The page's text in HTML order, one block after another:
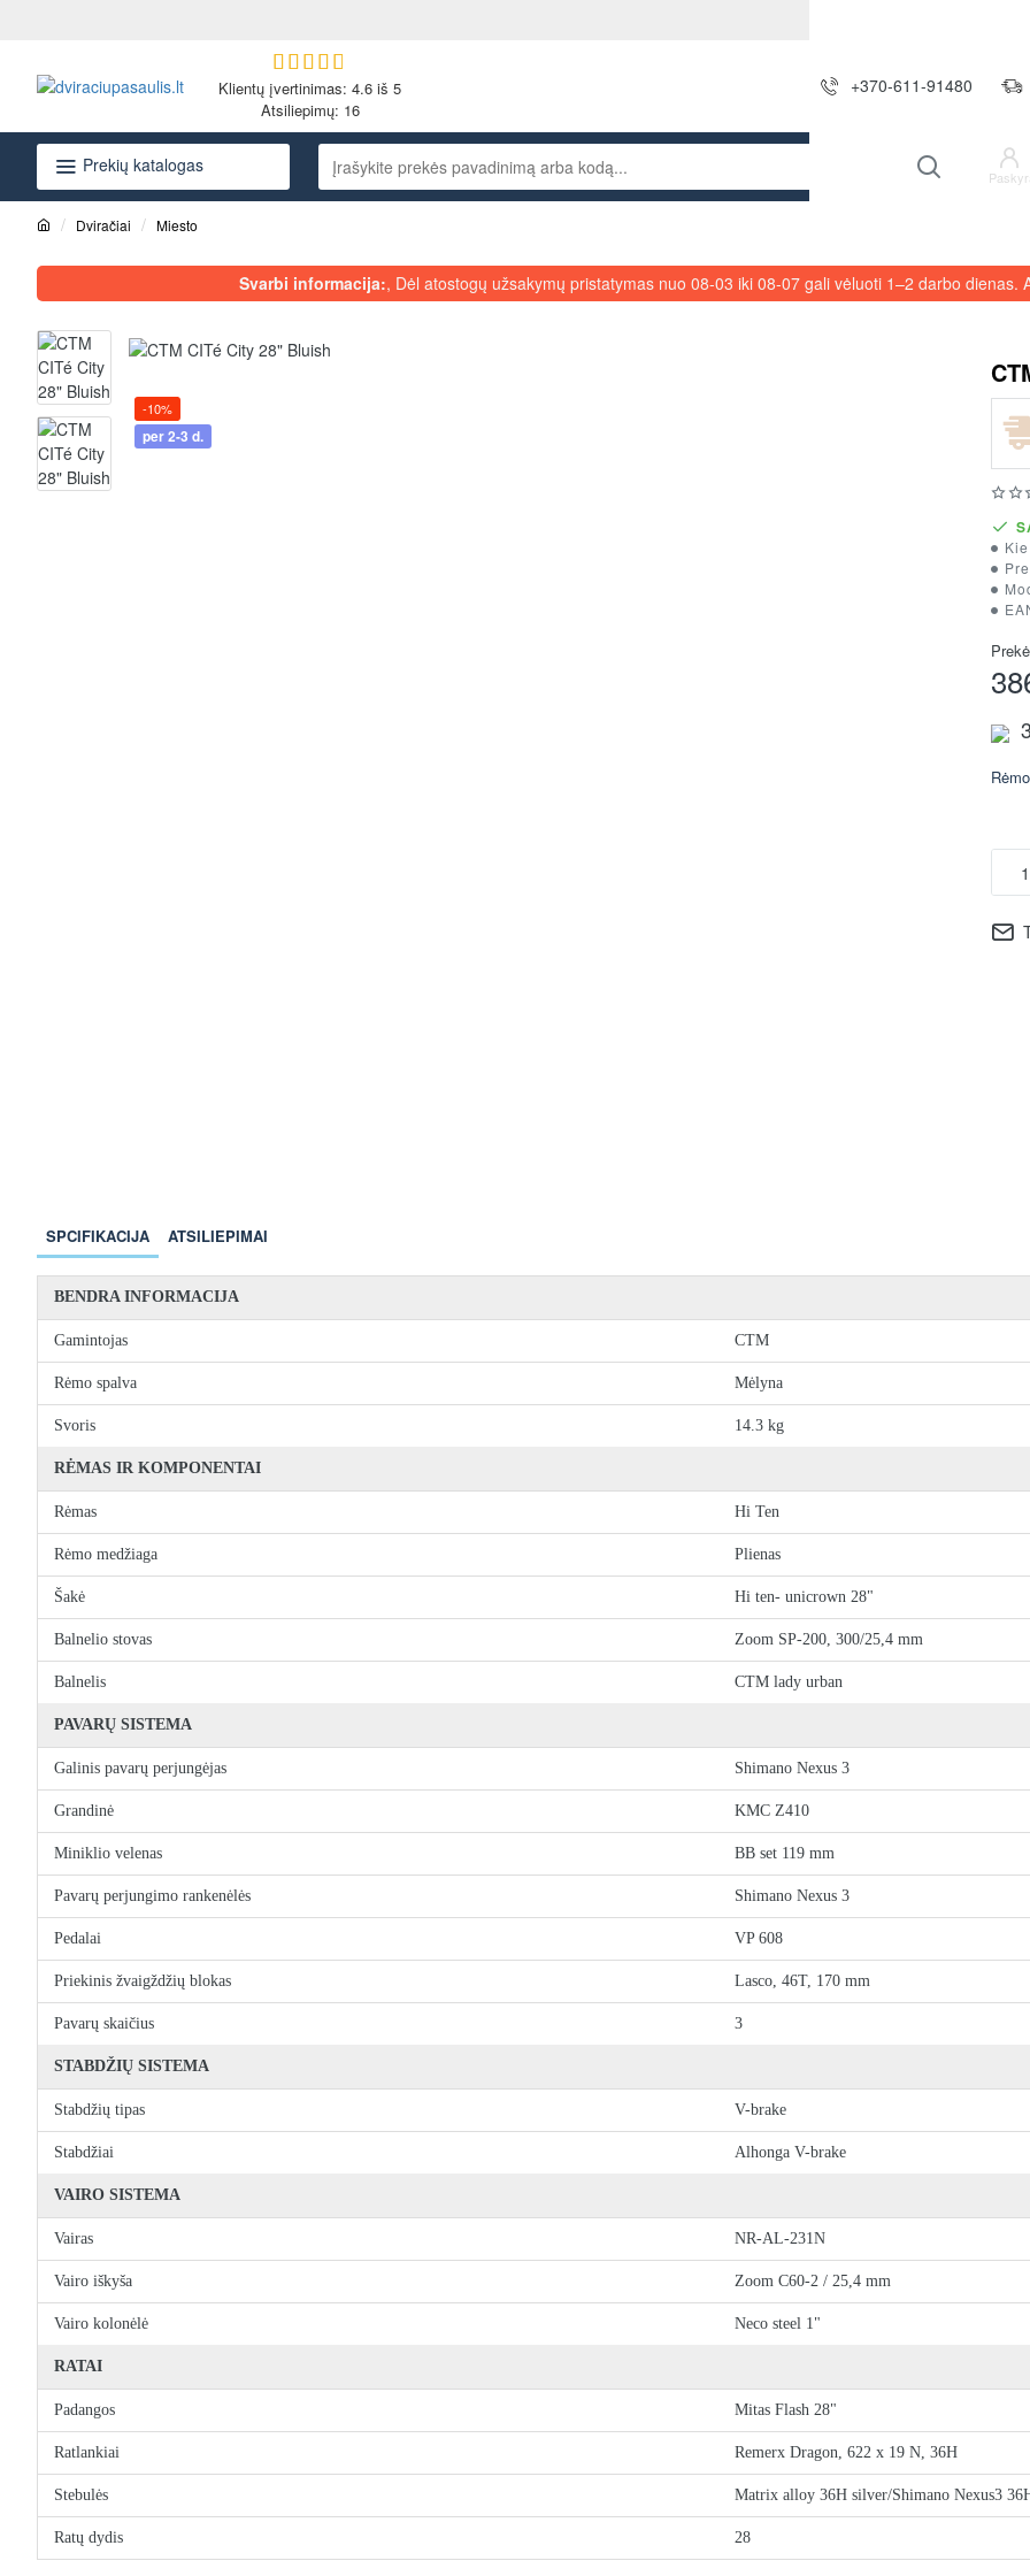
Klientų įvertinimas: 4.6 iš 5
Atsiliepimų: 16
+370-611-91480
Prekių katalogas
Įrašykite
prekės
kodą...
o
e
Dviračiai Miesto
Svarbi informacija:, Dėl atostogų užsakymų pristatymas nuo 08-03 iki 08-07 gali vėluoti 1–2 darbo dienas.
per 2-3 d.
-10%
SPCIFIKACIJA ATSILIEPIMAI
BENDRA INFORMACIJA
Gamintojas CTM
Rėmo spalva Mėlyna
Svoris 14.3 kg
RĖMAS IR KOMPONENTAI
Rėmas Hi Ten
Rėmo medžiaga Plienas
Šakė Hi ten- unicrown 28"
Balnelio stovas Zoom SP-200, 300/25,4 mm
Balnelis CTM lady urban
PAVARŲ SISTEMA
Galinis pavarų perjungėjas Shimano Nexus 3
Grandinė KMC Z410
Miniklio velenas BB set 119 mm
Pavarų perjungimo rankenėlės Shimano Nexus 3
Pedalai VP 608
Priekinis žvaigždžių blokas Lasco, 46T, 170 mm
Pavarų skaičius 3
STABDŽIŲ SISTEMA
Stabdžių tipas V-brake
Stabdžiai Alhonga V-brake
VAIRO SISTEMA
Vairas NR-AL-231N
Vairo iškyša Zoom C60-2 / 25,4 mm
Vairo kolonėlė Neco steel 1"
RATAI
Padangos Mitas Flash 28"
Ratlankiai Remerx Dragon, 622 x 19 N, 36H
Stebulės Matrix alloy 36H silver/Shimano Nexus3
Ratų dydis 28